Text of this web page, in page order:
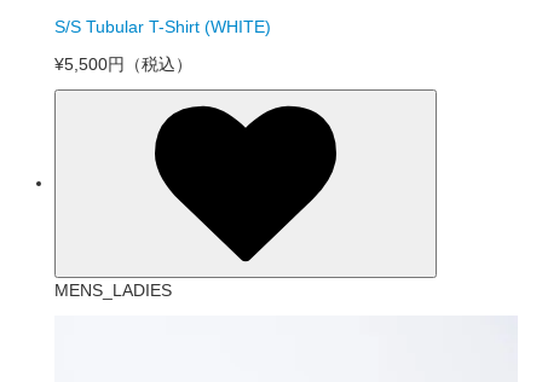
S/S Tubular T-Shirt (WHITE)
¥5,500円
（税込）
MENS_LADIES